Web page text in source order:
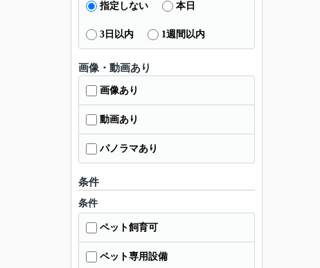
指定しない 本日
3日以内 1週間以内
画像・動画あり
画像あり
動画あり
パノラマあり
条件
条件
ペット飼育可
ペット専用設備